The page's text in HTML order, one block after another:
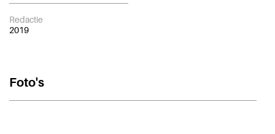
Redactie
2019
Foto's